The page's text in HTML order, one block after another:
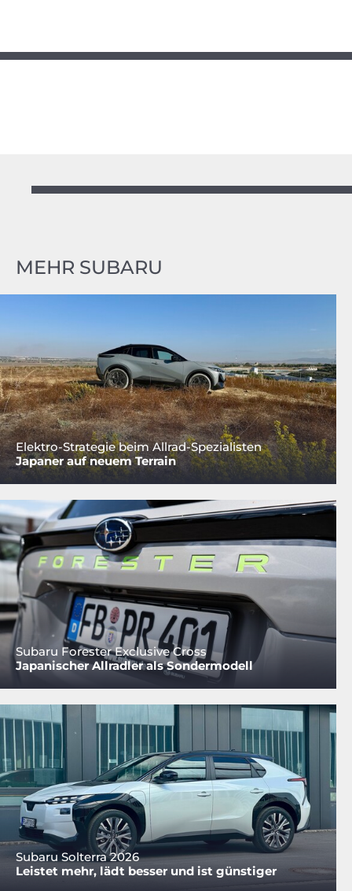
MEHR SUBARU
Elektro-Strategie beim Allrad-Spezialisten
Japaner auf neuem Terrain
Subaru Forester Exclusive Cross
Japanischer Allradler als Sondermodell
Subaru Solterra 2026
Leistet mehr, lädt besser und ist günstiger